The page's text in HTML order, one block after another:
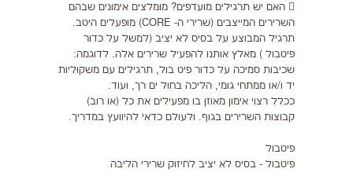
 האם יש תרגילים מועדפים? מומלצים אימונים שבהם
השרירים המייצבים (שרירי ה- CORE) מופעלים היטב.
תרגיל המבוצע על בסיס לא יציב (למשל על כדור
פיטבול ) מאלץ אותנו להפעיל שרירים אלה. לדוגמה:
שכיבות סמיכה על כדור פיט בול, תרגילים עם משקוליות
יד ו/או ממתחי גומי, הליכה בחול ים רך, ועוד.
ככלל רצוי אימון מאוזן בו מפעילים את כל (או רוב)
קבוצות השרירים בגוף. ולעולם כדאי להיוועץ במדריך.
פיטבול
פיטבול - בסיס לא יציב לחיזוק שרירי הליבה